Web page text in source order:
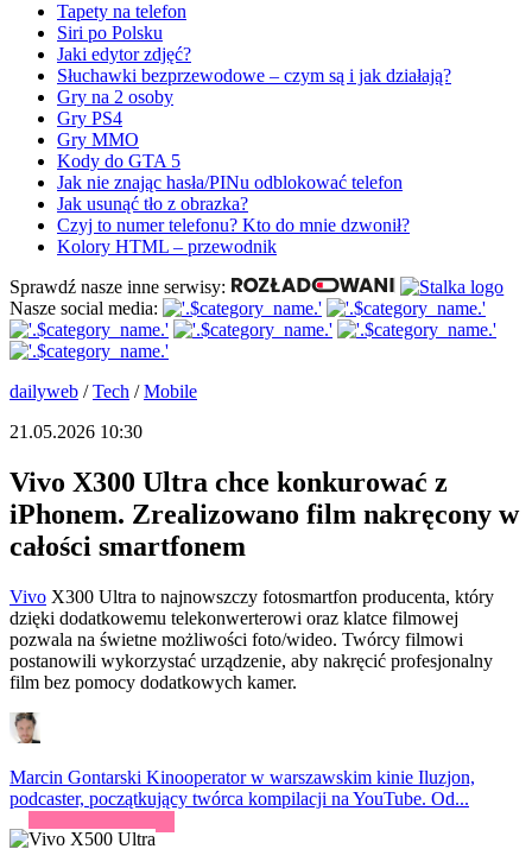
Tapety na telefon
Siri po Polsku
Jaki edytor zdjęć?
Słuchawki bezprzewodowe – czym są i jak działają?
Gry na 2 osoby
Gry PS4
Gry MMO
Kody do GTA 5
Jak nie znając hasła/PINu odblokować telefon
Jak usunąć tło z obrazka?
Czyj to numer telefonu? Kto do mnie dzwonił?
Kolory HTML – przewodnik
Sprawdź nasze inne serwisy:
Nasze social media:
dailyweb /Tech /Mobile
21.05.2026 10:30
Vivo X300 Ultra chce konkurować z
iPhonem. Zrealizowano film nakręcony w
całości smartfonem
Vivo X300 Ultra to najnowszczy fotosmartfon producenta, który
dzięki dodatkowemu telekonwerterowi oraz klatce filmowej
pozwala na świetne możliwości foto/wideo. Twórcy filmowi
postanowili wykorzystać urządzenie, aby nakręcić profesjonalny
film bez pomocy dodatkowych kamer.
Marcin Gontarski Kinooperator w warszawskim kinie Iluzjon,
podcaster, początkujący twórca kompilacji na YouTube. Od...